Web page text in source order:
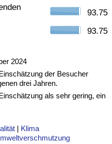
93.75
93.75
2024
der Besucher
drei Jahren.
als sehr gering, ein
| Klima
nach Land
(aktuell)
nach Land